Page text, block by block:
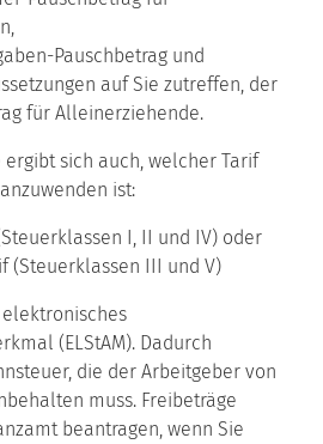
Pauschbetrag und
auf Sie zutreffen, der
für Alleinerziehende.
sich auch, welcher Tarif
ist:
I, II und IV) oder
(Steuerklassen III und V)
(ELStAM). Dadurch
die der Arbeitgeber von
muss. Freibeträge
beantragen, wenn Sie